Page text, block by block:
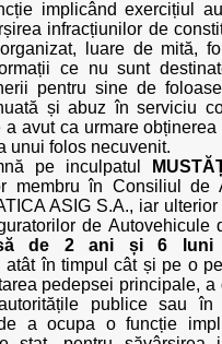
implicând exercițiul
infracțiunilor de
luare de mită,
ce nu sunt
pentru sine de
și abuz în serviciu
a avut ca urmare
unui folos necuvenit.
pe inculpatul
membru în Consiliul de
ASIG S.A., iar ulterior
de Autovehicule
de 2 ani și 6 luni
atât în timpul cât și pe o
pedepsei principale, a
publice sau în
a ocupa o funcție